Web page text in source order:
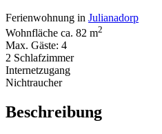
Ferienwohnung in Julianadorp
Wohnfläche ca. 82 m2
Max. Gäste: 4
2 Schlafzimmer
Internetzugang
Nichtraucher
Beschreibung